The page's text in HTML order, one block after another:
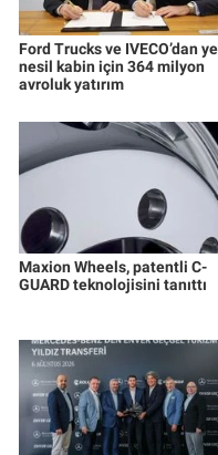
Ford Trucks ve IVECO’dan
nesil kabin için 364 milyon
avroluk yatırım
Maxion Wheels, patentli C-
GUARD teknolojisini tanıttı